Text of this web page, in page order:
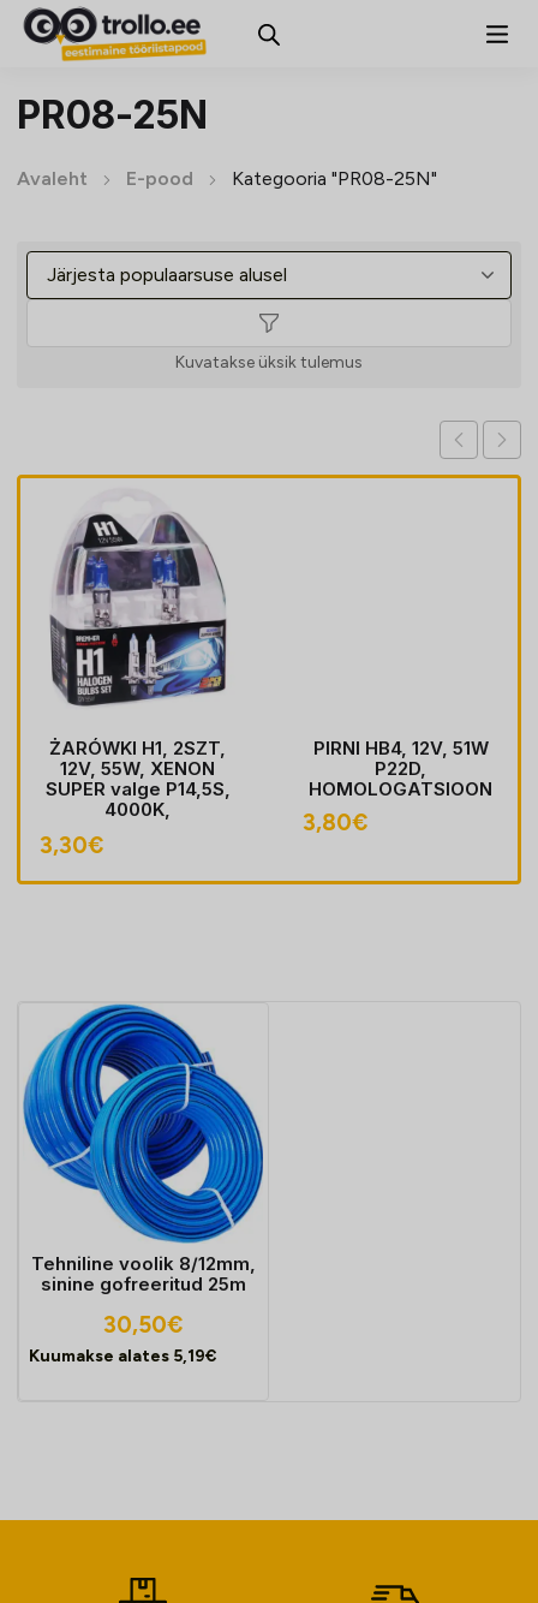
PR08-25N
Avaleht E-pood Kategooria "PR08-25N"
Kuvatakse üksik tulemus
ŻARÓWKI H1, 2SZT,
12V, 55W, XENON
SUPER valge P14,5S,
4000K,
3,30€
PIRNI HB4, 12V, 51W
P22D,
HOMOLOGATSIOON
3,80€
Tehniline voolik 8/12mm,
sinine gofreeritud 25m
30,50€
Kuumakse alates 5,19€